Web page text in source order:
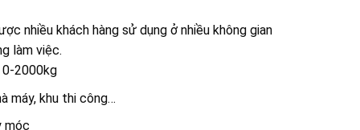
nhiều khách hàng sử dụng ở nhiều không gian
làm việc.
0-2000kg
máy, khu thi công…
móc